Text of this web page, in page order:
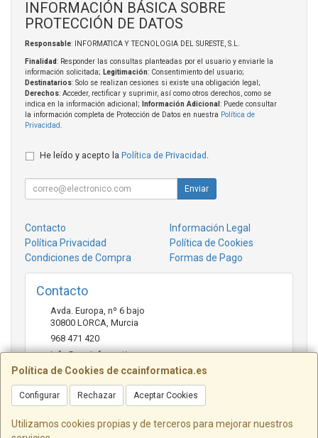
Política de Cookies de ccainformatica.es
Configurar Rechazar Aceptar Cookies
Utilizamos cookies propias y de terceros para mejorar nuestros
INFORMACIÓN BÁSICA SOBRE
PROTECCIÓN DE DATOS
Responsable: INFORMATICA Y TECNOLOGIA DEL SURESTE, S.L.
Finalidad: Responder las consultas planteadas por el usuario y enviarle la
información solicitada; Legitimación: Consentimiento del usuario;
Destinatarios: Solo se realizan cesiones si existe una obligación legal;
Derechos: Acceder, rectificar y suprimir, así como otros derechos, como se
indica en la información adicional;
Información Adicional : Puede consultar
la información completa de Protección de Datos en nuestra Política de
Privacidad
He leído y acepto la Política de Privacidad
Enviar
Contacto
Información Legal
Política Privacidad
Política de Cookies
Condiciones de Compra
Formas de Pago
Contacto
Avda. Europa, nº 6 bajo
30800 LORCA Murcia
968 471 420
info@ccainformatica.es
Horario
L-V: 9:30 h a 14 h - 16:30 h a 20:30 h - Sab: 10 h a 14 h